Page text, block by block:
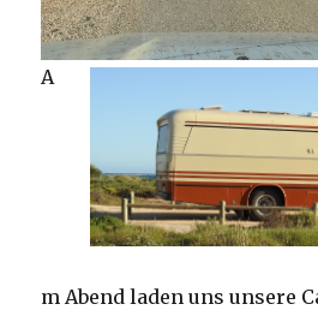
A
m Abend laden uns unsere